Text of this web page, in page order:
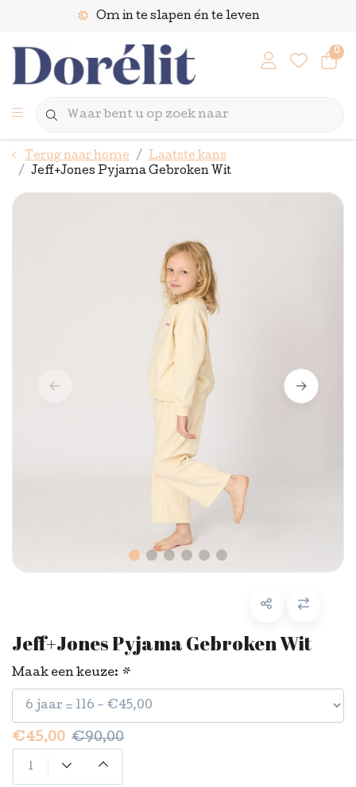
Om in te slapen én te leven
0
Terug naar home
Laatste kans
Jeff+Jones Pyjama Gebroken Wit
Jeff+Jones Pyjama Gebroken Wit
Maak een keuze: *
€45,00 €90,00